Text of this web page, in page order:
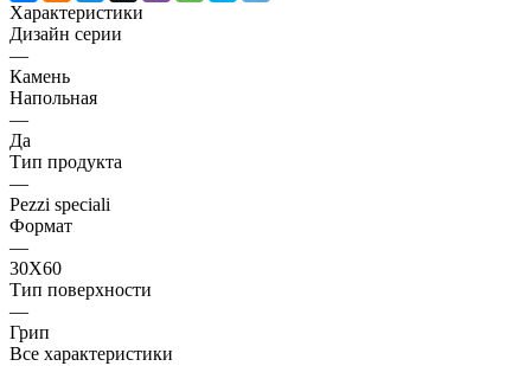
Характеристики
Дизайн серии
—
Камень
Напольная
—
Да
Тип продукта
—
Pezzi speciali
Формат
—
30X60
Тип поверхности
—
Грип
Все характеристики